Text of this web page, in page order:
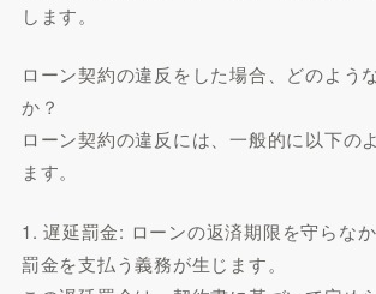
します。
ローン契約の違反をした場合、どのよう
か？
ローン契約の違反には、一般的に以下の
ます。
1. 遅延罰金: ローンの返済期限を守らな
罰金を支払う義務が生じます。